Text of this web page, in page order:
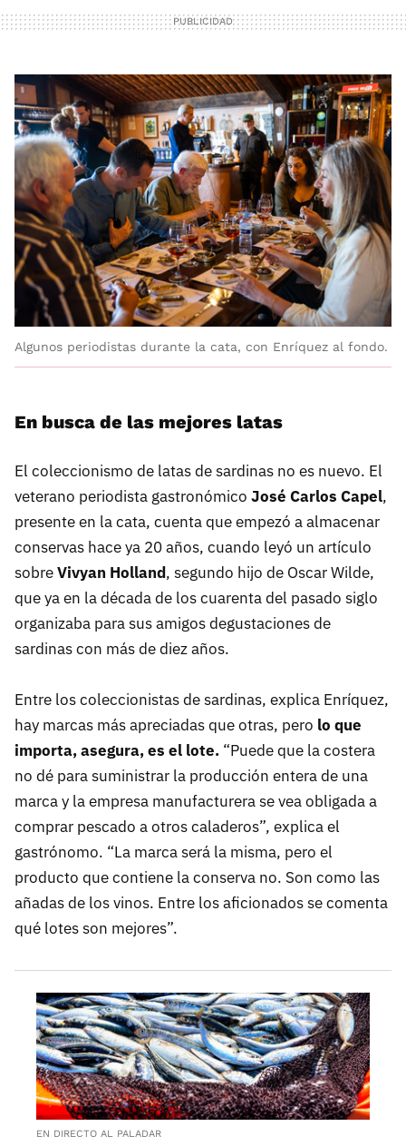
Algunos periodistas durante la cata, con Enríquez al fondo.
En busca de las mejores latas
El coleccionismo de latas de sardinas no es nuevo. El
veterano periodista gastronómico José Carlos Capel,
presente en la cata, cuenta que empezó a almacenar
conservas hace ya 20 años, cuando leyó un artículo
sobreVivyan Holland, segundo hijo de Oscar Wilde,
que ya en la década de los cuarenta del pasado siglo
organizaba para sus amigos degustaciones de
sardinas con más de diez años.
Entre los coleccionistas de sardinas, explica Enríquez,
hay marcas más apreciadas que otras, pero lo que
importa, asegura, es el lote. “Puede que la costera
no dé para suministrar la producción entera de una
marca y la empresa manufacturera se vea obligada a
comprar pescado a otros caladeros”, explica el
gastrónomo. “La marca será la misma, pero el
producto que contiene la conserva no. Son como las
añadas de los vinos. Entre los aficionados se comenta
qué lotes son mejores”.
EN DIRECTO AL PALADAR